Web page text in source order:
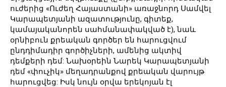
ուժերից «Ուժեղ Հայաստանի» առաջնորդ Սամվել
Կարապետյանի ազատությունը, գիտեք,
կամայականորեն սահմանափակված է), նաև
օրնիբուն քրեական գործեր են հարուցվում
ընդդիմադիր գործիչների, ամենից ակտիվ
դեմքերի դեմ: Նախօրեին Նարեկ Կարապետյանի
դեմ «փուչիկ» մեղադրանքով քրեական վարույթ
հարուցվեց: Իսկ նույն օրվա երեկոյան էլ